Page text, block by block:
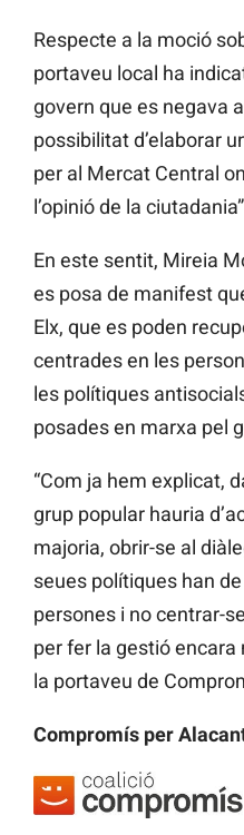
Respecte a la moció
portaveu local ha
govern que es negava
possibilitat d’elaborar
per al Mercat Central
l’opinió de la
En este sentit, Mireia
es posa de manifest
Elx, que es poden
centrades en les
les polítiques
posades en marxa pel
“Com ja hem explicat,
grup popular hauria
majoria, obrir-se al
seues polítiques han
persones i no centrar-
per fer la gestió encara
la portaveu de
Compromís per